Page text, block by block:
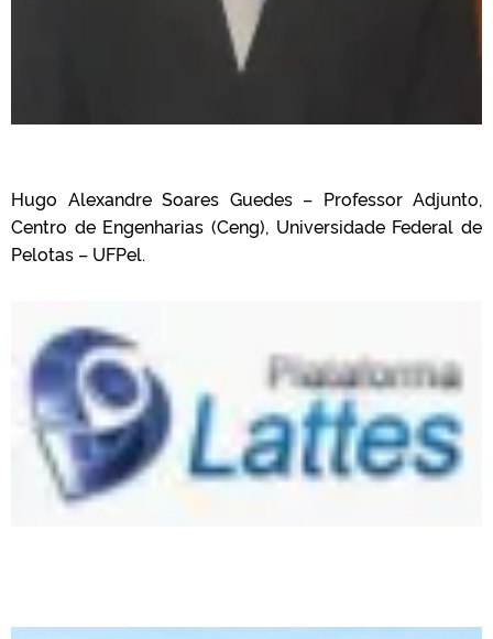
Hugo Alexandre Soares Guedes – Professor Adjunto,
Centro de Engenharias (Ceng), Universidade Federal de
Pelotas – UFPel.